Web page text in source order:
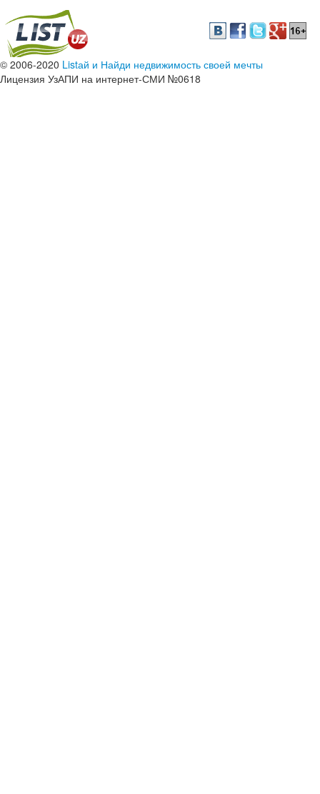
© 2006-2020 Listай и Найди недвижимость своей мечты
Лицензия УзАПИ на интернет-СМИ №0618